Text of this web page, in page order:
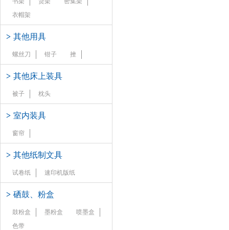
衣帽架
> 其他用具
螺丝刀 钳子 挫
> 其他床上装具
被子 枕头
> 室内装具
窗帘
> 其他纸制文具
试卷纸 速印机版纸
> 硒鼓、粉盒
鼓粉盒 墨粉盒
喷墨盒
色带